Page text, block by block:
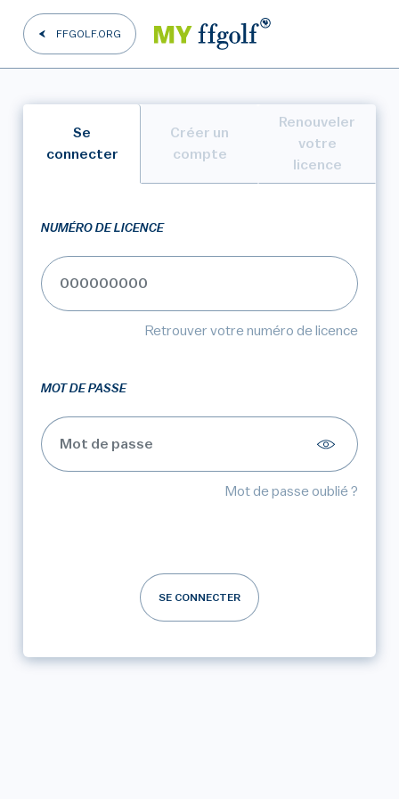
FFGOLF.ORG
Se
connecter
Créer un
compte
Renouveler
votre
licence
NUMÉRO DE LICENCE
Retrouver votre numéro de licence
MOT DE PASSE
Mot de passe oublié ?
SE CONNECTER